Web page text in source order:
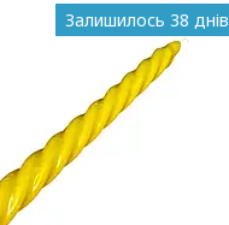
Залишилось 38 днів